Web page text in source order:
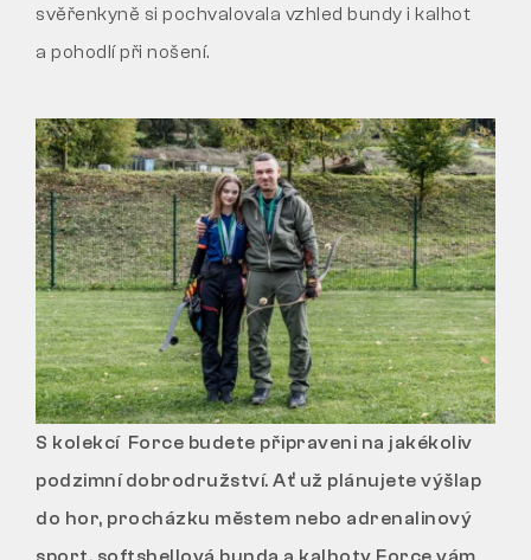
svěřenkyně si pochvalovala vzhled bundy i kalhot
a pohodlí při nošení.
S kolekcí Force budete připraveni na jakékoliv
podzimní dobrodružství. Ať už plánujete výšlap
do hor, procházku městem nebo adrenalinový